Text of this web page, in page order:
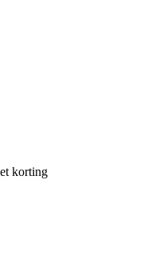
korting